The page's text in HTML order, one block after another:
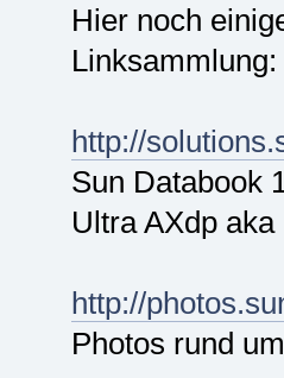
Hier noch
Linksammlung:
http://
Sun Databook
Ultra AXdp
http://
Photos rund